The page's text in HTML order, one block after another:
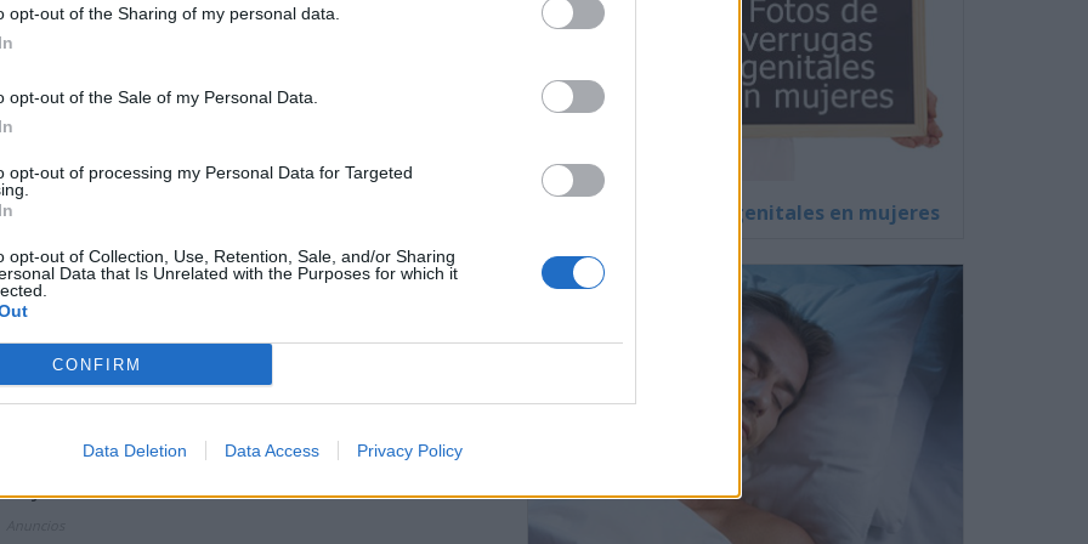
opt-out of the Sharing of my personal data.
opt-out of the Sale of my Personal Data.
opt-out of processing my Personal Data for Targeted
opt-out of Collection, Use, Retention, Sale, and/or Sharing
Data that Is Unrelated with the Purposes for which it
CONFIRM
Data Deletion Data Access Privacy Policy
monosódico, histamina y tiramina.
debe de evitar los
saladas, aceitunas, chocolates, donas,
de maní, brownies, alimentos que
día), té (más de 2 por día), cerveza, vino
Fotos de verrugas genitales en mujeres